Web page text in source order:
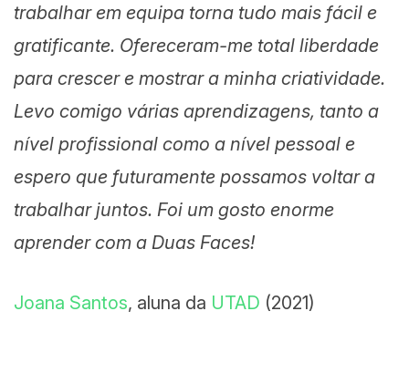
trabalhar em equipa torna tudo mais fácil e
gratificante. Ofereceram-me total liberdade
para crescer e mostrar a minha criatividade.
Levo comigo várias aprendizagens, tanto a
nível profissional como a nível pessoal e
espero que futuramente possamos voltar a
trabalhar juntos. Foi um gosto enorme
aprender com a Duas Faces!
Joana Santos, aluna da UTAD (2021)